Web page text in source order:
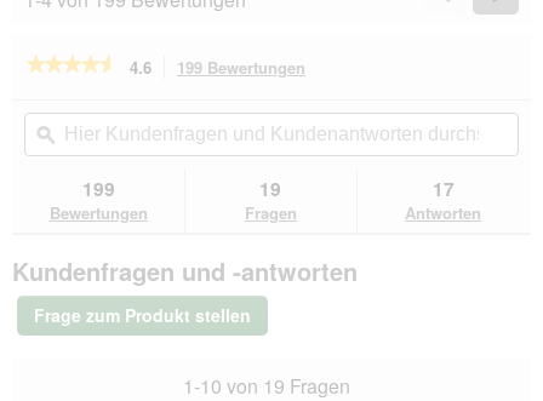
Reviews
★★★★★
★★★★★
5
lesen
REAL
WILDERNESS
Trockenfutter
Adult
True
4.6 199 Bewertungen
Aktion
navigierst
du
Bewertungen.
Hier
Kundenfragen
und
Kundenantworten
durchsuchen
ϙ
199
Bewertungen
19
Fragen
17
Antworten
Kundenfragen und -antworten
Frage zum Produkt stellen
1-10 von 19 Fragen